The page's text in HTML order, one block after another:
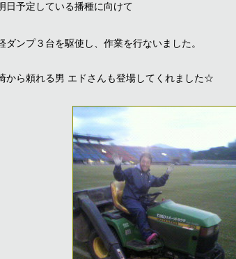
日予定している播種に向けて
ダンプ３台を駆使し、作業を行ないました。
から頼れる男 エドさんも登場してくれました☆